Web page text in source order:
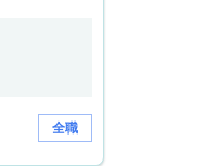
全職